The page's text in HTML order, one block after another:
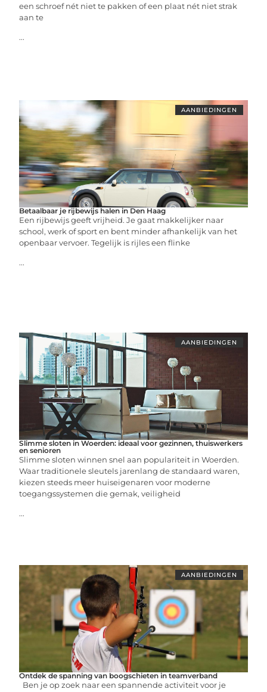
een schroef nét niet te pakken of een plaat nét niet strak
aan te
...
AANBIEDINGEN
Betaalbaar je rijbewijs halen in Den Haag
Een rijbewijs geeft vrijheid. Je gaat makkelijker naar
school, werk of sport en bent minder afhankelijk van het
openbaar vervoer. Tegelijk is rijles een flinke
...
AANBIEDINGEN
Slimme sloten in Woerden: ideaal voor gezinnen, thuiswerkers
en senioren
Slimme sloten winnen snel aan populariteit in Woerden.
Waar traditionele sleutels jarenlang de standaard waren,
kiezen steeds meer huiseigenaren voor moderne
toegangssystemen die gemak, veiligheid
...
AANBIEDINGEN
Ontdek de spanning van boogschieten in teamverband
Ben je op zoek naar een spannende activiteit voor je